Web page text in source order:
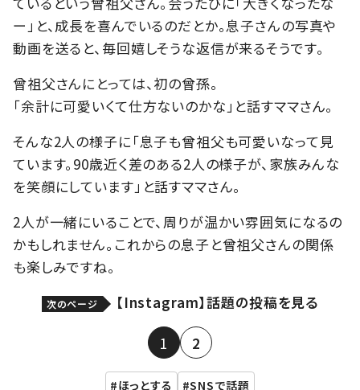
ー」と、成長を喜んでいるのだとか。息子さんの写真や
動画を送ると、毎回嬉しそうな返信が来るそうです。
曾祖父さんにとっては、初の曾孫。
「余計に可愛いくて仕方ないのかな」と話すママさん。
そんな2人の様子に「息子も曾祖父も可愛いなって見
ています。90歳近く差のある2人の様子が、家族みんな
を笑顔にしています」と話すママさん。
2人が一緒にいることで、周りが温かい雰囲気になるの
かもしれません。これからの息子と曾祖父さんの関係
も楽しみですね。
次のページ 【Instagram】話題の投稿を見る
1 2
ほっとする SNSで話題